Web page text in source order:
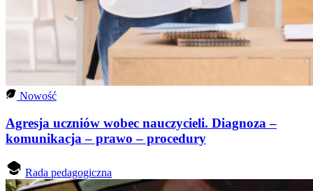
Nowość
Agresja uczniów wobec nauczycieli. Diagnoza –
komunikacja – prawo – procedury
Rada pedagogiczna